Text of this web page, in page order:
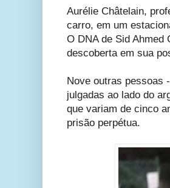
Aurélie Châtelain,
carro, em um
O DNA de Sid Ahmed
descoberta em sua
Nove outras pessoas
julgadas ao lado do
que variam de cinco
prisão perpétua.